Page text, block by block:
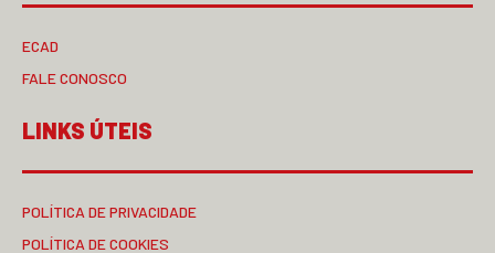
ECAD
FALE CONOSCO
LINKS ÚTEIS
POLÍTICA DE PRIVACIDADE
POLÍTICA DE COOKIES